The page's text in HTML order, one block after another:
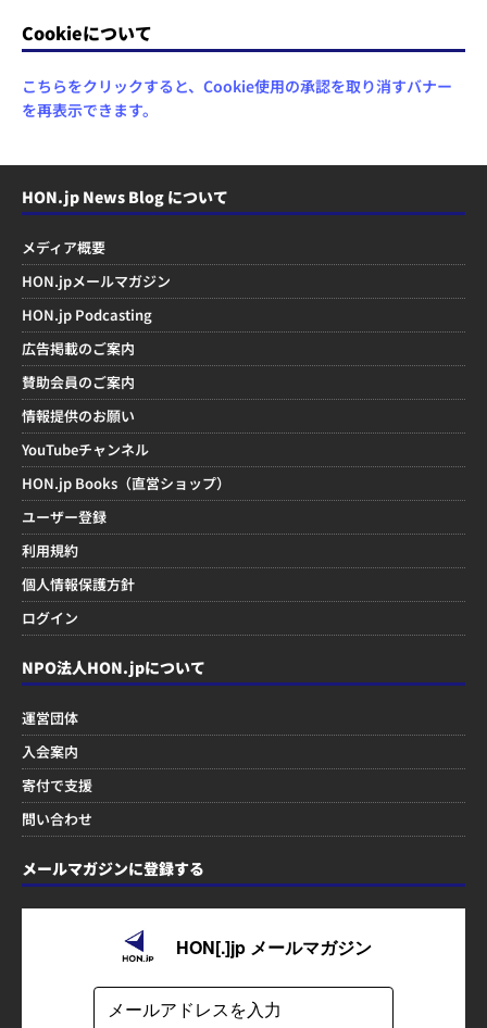
Cookieについて
こちらをクリックすると、Cookie使用の承認を取り消すバナー
を再表示できます。
HON.jp News Blog について
メディア概要
HON.jpメールマガジン
HON.jp Podcasting
広告掲載のご案内
賛助会員のご案内
情報提供のお願い
YouTubeチャンネル
HON.jp Books（直営ショップ）
ユーザー登録
利用規約
個人情報保護方針
ログイン
NPO法人HON.jpについて
運営団体
入会案内
寄付で支援
問い合わせ
メールマガジンに登録する